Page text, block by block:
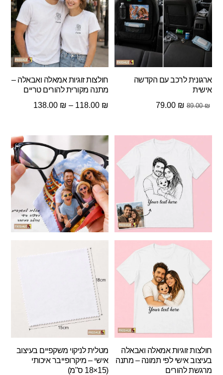
ארגונית לרכב עם הקדשה
אישית
89.00₪
המחיר
89.00 ₪.
79.00 ₪
המחיר
79.00 ₪.
חולצות זוגיות אמאלה ואבאלה –
מתנה מקורית להורים טריים
118.00 ₪
–
138.00 ₪
עד
חולצות זוגיות אמאלה ואבאלה
בעיצוב אישי לפי תמונה – מתנה
מרגשת להורים
מטלית לניקוי משקפיים בעיצוב
אישי – מיקרופייבר איכותי
(15×18 ס"מ)